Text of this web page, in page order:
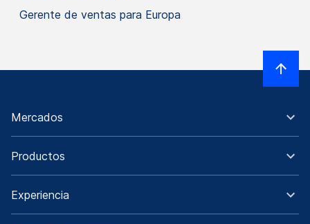
Gerente de ventas para Europa
Mercados
Productos
Experiencia